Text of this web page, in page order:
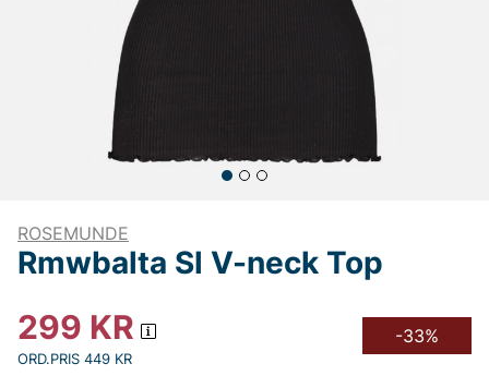
ROSEMUNDE
Rmwbalta Sl V-neck Top
299 KR
ORD.PRIS 449 KR
-33%